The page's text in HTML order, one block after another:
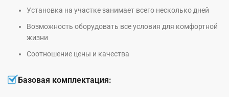
Установка на участке занимает всего несколько дней
Возможность оборудовать все условия для комфортной
жизни
Соотношение цены и качества
Базовая комплектация: